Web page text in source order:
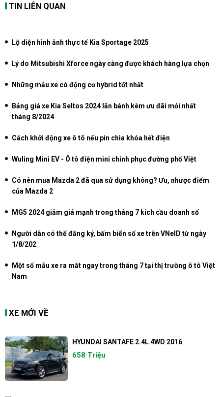
TIN LIÊN QUAN
Lộ diện hình ảnh thực tế Kia Sportage 2025
Lý do Mitsubishi Xforce ngày càng được khách hàng lựa chọn
Những mẫu xe có động cơ hybrid tốt nhất
Bảng giá xe Kia Seltos 2024 lăn bánh kèm ưu đãi mới nhất
tháng 8/2024
Cách khởi động xe ô tô nếu pin chìa khóa hết điện
Wuling Mini EV - Ô tô điện mini chinh phục đường phố Việt
Có nên mua Mazda 2 đã qua sử dụng không? Ưu, nhược điểm
của Mazda 2
MG5 2024 giảm giá mạnh trong tháng 7 kích cầu doanh số
Người dân có thể đăng ký, bấm biển số xe trên VNeID từ ngày
1/8/202
Một số mẫu xe ra mắt ngay trong tháng 7 tại thị trường ô tô Việt
Nam
XE MỚI VỀ
HYUNDAI SANTAFE 2.4L 4WD 2016
658 Triệu